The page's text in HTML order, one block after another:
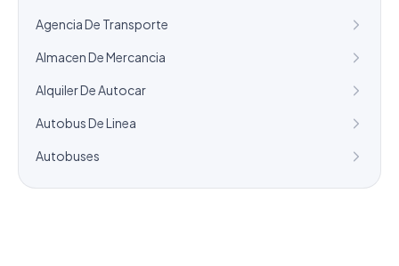
Agencia De Transporte
Almacen De Mercancia
Alquiler De Autocar
Autobus De Linea
Autobuses